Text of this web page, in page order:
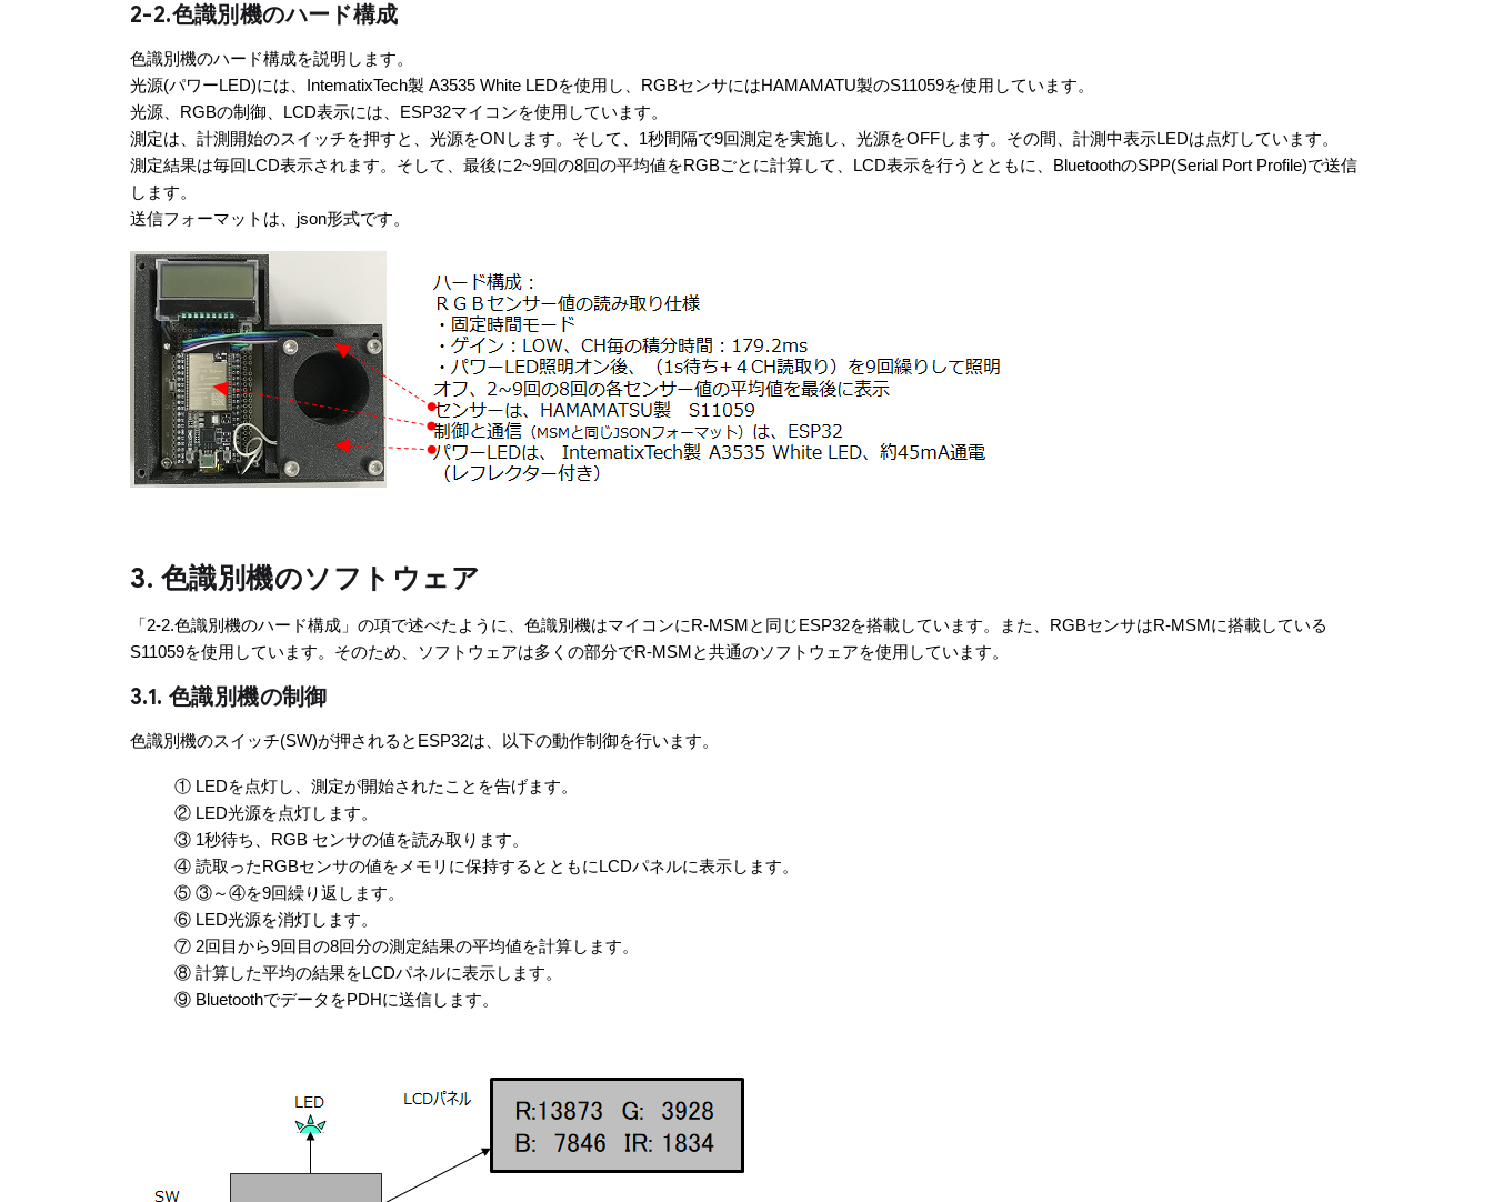
2-2.色識別機のハード構成
色識別機のハード構成を説明します。
光源(パワーLED)には、IntematixTech製 A3535 White LEDを使用し、RGBセンサにはHAMAMATU製のS11059を使用しています。
光源、RGBの制御、LCD表示には、ESP32マイコンを使用しています。
測定は、計測開始のスイッチを押すと、光源をONします。そして、1秒間隔で9回測定を実施し、光源をOFFします。その間、計測中表示LEDは点灯しています。
測定結果は毎回LCD表示されます。そして、最後に2~9回の8回の平均値をRGBごとに計算して、LCD表示を行うとともに、BluetoothのSPP(Serial Port Profile)で送信
します。
送信フォーマットは、json形式です。
3. 色識別機のソフトウェア
「2-2.色識別機のハード構成」の項で述べたように、色識別機はマイコンにR-MSMと同じESP32を搭載しています。また、RGBセンサはR-MSMに搭載している
S11059を使用しています。そのため、ソフトウェアは多くの部分でR-MSMと共通のソフトウェアを使用しています。
3.1. 色識別機の制御
色識別機のスイッチ(SW)が押されるとESP32は、以下の動作制御を行います。
① LEDを点灯し、測定が開始されたことを告げます。
② LED光源を点灯します。
③ 1秒待ち、RGB センサの値を読み取ります。
④ 読取ったRGBセンサの値をメモリに保持するとともにLCDパネルに表示します。
⑤ ③～④を9回繰り返します。
⑥ LED光源を消灯します。
⑦ 2回目から9回目の8回分の測定結果の平均値を計算します。
⑧ 計算した平均の結果をLCDパネルに表示します。
⑨ BluetoothでデータをPDHに送信します。